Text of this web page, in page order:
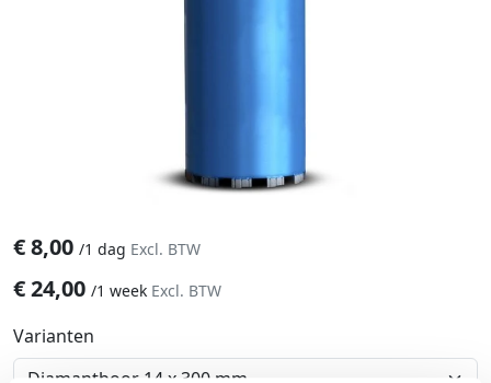
€8,00 /1 dag Excl. BTW
€24,00 /1 week Excl. BTW
Varianten